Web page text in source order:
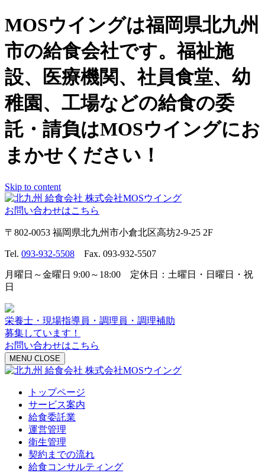
MOSウイングは福岡県北九州
市の給食会社です。福祉施
設、医療機関、社員食堂、幼
稚園、工場などの給食の委
託・請負はMOSウイングにお
まかせください！
Skip to content
お問い合わせはこちら
〒802-0053 福岡県北九州市小倉北区高坊2-9-25 2F
Tel. 093-932-5508 Fax. 093-932-5507
月曜日～金曜日 9:00～18:00 定休日：土曜日・日曜日・祝
日
栄養士・現場指導員・調理員・調理補助
募集しています！
お問い合わせはこちら
MENU CLOSE
トップページ
サービス案内
給食委託業
運営管理
衛生管理
契約までの流れ
給食コンサルティング